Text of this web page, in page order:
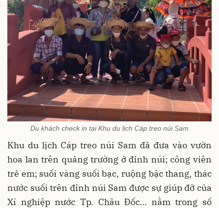
Du khách check in tại Khu du lịch Cáp treo núi Sam
Khu du lịch Cáp treo núi Sam đã đưa vào vườn
hoa lan trên quảng trường ở đỉnh núi; công viên
trẻ em; suối vàng suối bạc, ruộng bậc thang, thác
nước suối trên đỉnh núi Sam được sự giúp đỡ của
Xí nghiệp nước Tp. Châu Đốc… nằm trong số